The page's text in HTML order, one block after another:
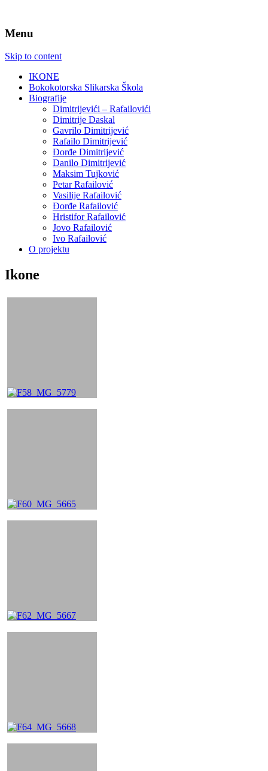
Menu
Skip to content
IKONE
Bokokotorska Slikarska Škola
Biografije
Dimitrijevići – Rafailovići
Dimitrije Daskal
Gavrilo Dimitrijević
Rafailo Dimitrijević
Đorđe Dimitrijević
Danilo Dimitrijević
Maksim Tujković
Petar Rafailović
Vasilije Rafailović
Đorđe Rafailović
Hristifor Rafailović
Jovo Rafailović
Ivo Rafailović
O projektu
Ikone